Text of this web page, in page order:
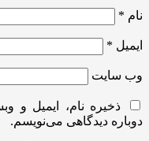
نام *
ایمیل *
وب‌ سایت
ذخیره نام، ایمیل و
دوباره دیدگاهی می‌نویسم.